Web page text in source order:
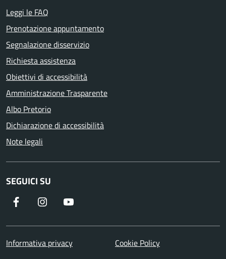
Leggi le FAQ
Prenotazione appuntamento
Segnalazione disservizio
Richiesta assistenza
Obiettivi di accessibilità
Amministrazione Trasparente
Albo Pretorio
Dichiarazione di accessibilità
Note legali
SEGUICI SU
Informativa privacy Cookie Policy